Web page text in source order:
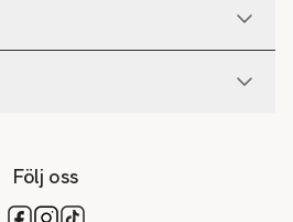
Följ oss